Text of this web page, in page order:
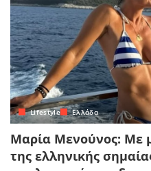
Lifestyle Ελλάδα
Μαρία Μενούνος: Με
της ελληνικής